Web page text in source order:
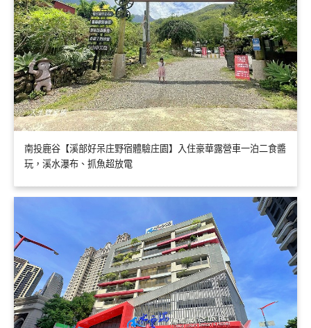
南投鹿谷【溪部好呆庄野宿體驗庄園】入住豪華露營車一泊二食醬
玩，溪水瀑布、抓魚超放電